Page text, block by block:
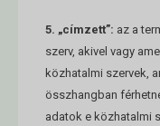
5. „címzett”: az a
szerv, akivel vagy
közhatalmi szervek,
összhangban
adatok e közhatalmi